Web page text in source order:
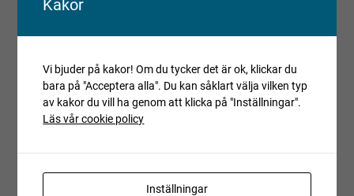
Villkor och regler
Kopiera länk till den här auktionen
budgivningen, var vänlig kontakta ansvarig mäklare för
Kakor
Vi bjuder på kakor! Om du tycker det är ok, klickar du
bara på "Acceptera alla". Du kan såklart välja vilken typ
av kakor du vill ha genom att klicka på "Inställningar".
Läs vår cookie policy
Inställningar